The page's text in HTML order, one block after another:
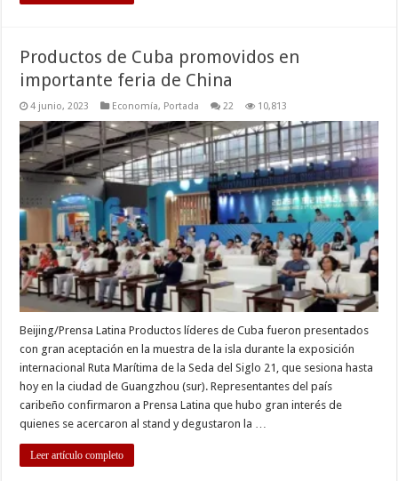
Productos de Cuba promovidos en
importante feria de China
4 junio, 2023 Economía, Portada 22 10,813
Beijing/Prensa Latina Productos líderes de Cuba fueron presentados
con gran aceptación en la muestra de la isla durante la exposición
internacional Ruta Marítima de la Seda del Siglo 21, que sesiona hasta
hoy en la ciudad de Guangzhou (sur). Representantes del país
caribeño confirmaron a Prensa Latina que hubo gran interés de
quienes se acercaron al stand y degustaron la …
Leer artículo completo